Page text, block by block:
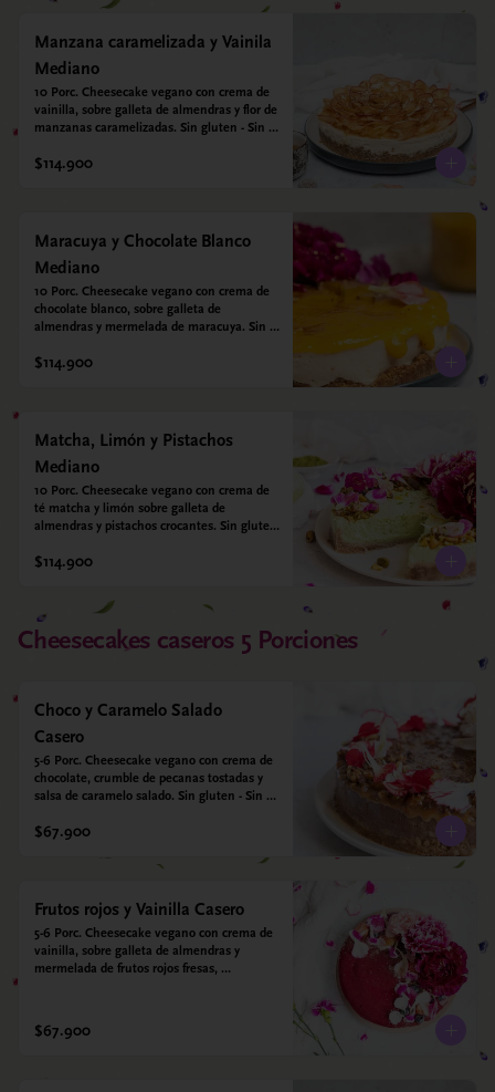
Manzana caramelizada y Vainila
Mediano
10 Porc. Cheesecake vegano con crema de
vainilla, sobre galleta de almendras y flor de
manzanas caramelizadas. Sin gluten - Sin
$114.900
Maracuya y Chocolate Blanco
Mediano
10 Porc. Cheesecake vegano con crema de
chocolate blanco, sobre galleta de
almendras y mermelada de maracuya. Sin
$114.900
Matcha, Limón y Pistachos
Mediano
10 Porc. Cheesecake vegano con crema de
té matcha y limón sobre galleta de
almendras y pistachos crocantes. Sin gluten
$114.900
Cheesecakes caseros 5 Porciones
Choco y Caramelo Salado
Casero
5-6 Porc. Cheesecake vegano con crema de
chocolate, crumble de pecanas tostadas y
salsa de caramelo salado. Sin gluten - Sin
$67.900
Frutos rojos y Vainilla Casero
5-6 Porc. Cheesecake vegano con crema de
vainilla, sobre galleta de almendras y
mermelada de frutos rojos fresas,
$67.900